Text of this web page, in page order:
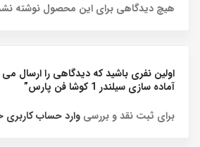
هیچ دیدگاهی برای این محصول نوشته
اولین نفری باشید که دیدگاهی را ارسال می
آماده سازی سیلندر 1 کوشا فن پارس”
برای ثبت نقد و بررسی وارد حساب کاربری